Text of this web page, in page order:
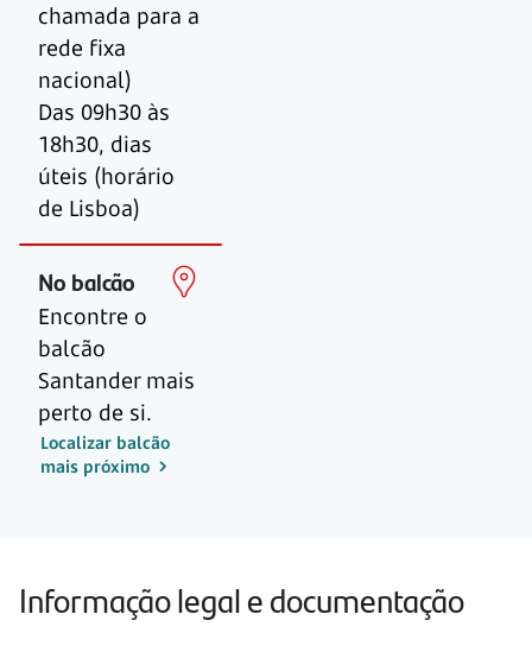
chamada para a
rede fixa
nacional)
Das 09h30 às
18h30, dias
úteis (horário
de Lisboa)
No balcão
Encontre o
balcão
Santander mais
perto de si.
Localizar balcão
mais próximo
Informação legal e documentação